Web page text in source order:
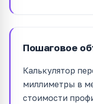
Пошаговое
Калькулятор
миллиметры в
стоимости